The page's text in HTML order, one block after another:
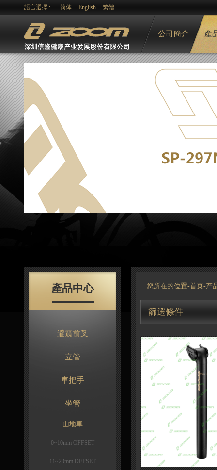
語言選擇 : 简体 English 繁體
公司簡介 產
產品中心
避震前叉
立管
車把手
坐管
山地車
0~10mm OFFSET
11~20mm OFFSET
您所在的位置-首页 -产
篩選條件